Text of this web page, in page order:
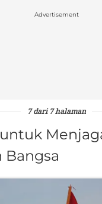
Advertisement
7 dari 7 halaman
Bangsa